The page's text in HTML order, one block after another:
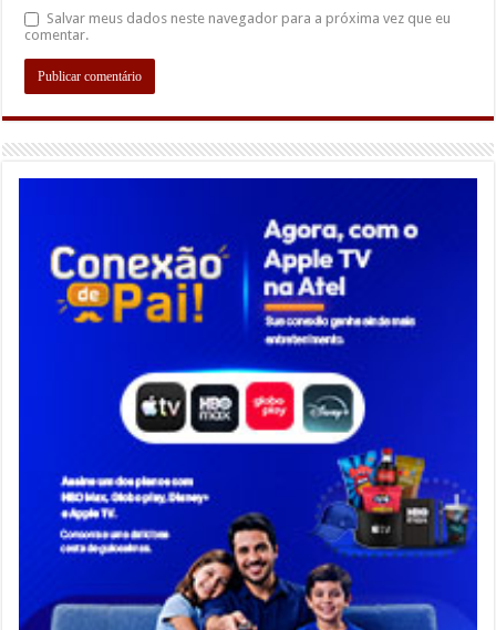
Salvar meus dados neste navegador para a próxima vez que eu
comentar.